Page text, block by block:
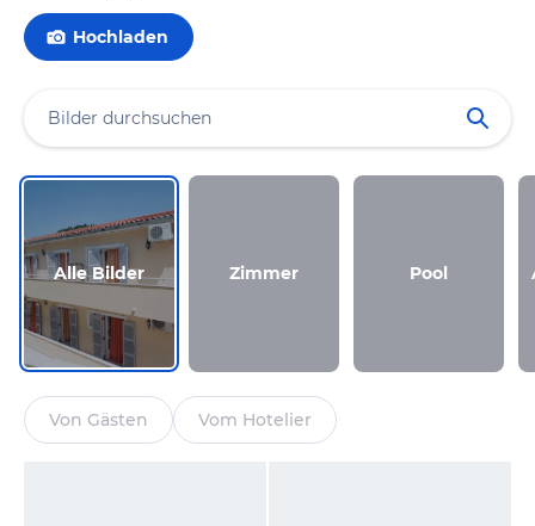
Hochladen
Alle Bilder Zimmer Pool
Von Gästen Vom Hotelier